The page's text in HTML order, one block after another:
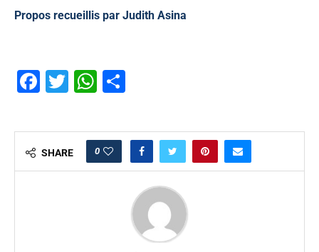
Propos recueillis par Judith Asina
Facebook
TwitterWhatsApp
SHARE 0